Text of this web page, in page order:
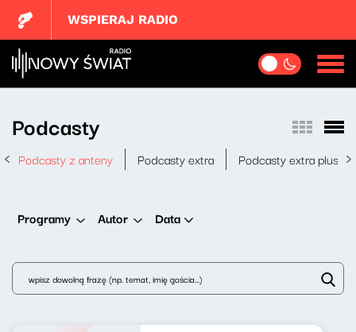
WSPIERAJ RADIO
Podcasty
Podcasty z anteny Podcasty extra Podcasty extra plus
Programy Autor Data